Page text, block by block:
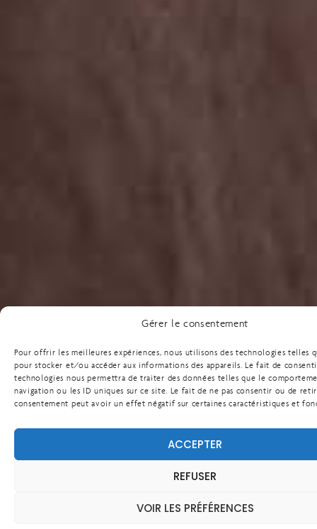
Gérer le consentement
Pour offrir les meilleures expériences, nous utilisons des technologies telles
pour stocker et/ou accéder aux informations des appareils. Le fait de
technologies nous permettra de traiter des données telles que le
navigation ou les ID uniques sur ce site. Le fait de ne pas consentir ou de
consentement peut avoir un effet négatif sur certaines caractéristiques et
ACCEPTER
REFUSER
VOIR LES PRÉFÉRENCES